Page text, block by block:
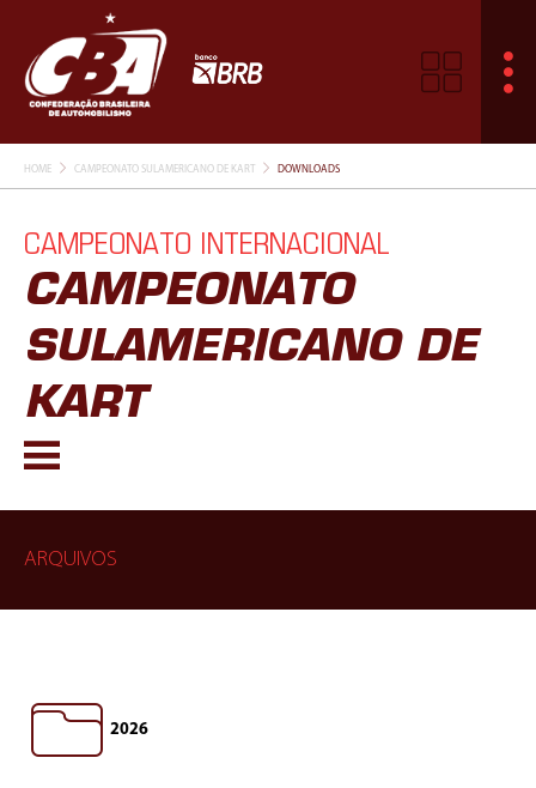
HOME CAMPEONATO SULAMERICANO DE KART DOWNLOADS
CAMPEONATO INTERNACIONAL
CAMPEONATO
SULAMERICANO DE
KART
ARQUIVOS
2026